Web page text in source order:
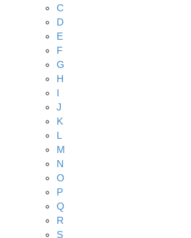
C
D
E
F
G
H
I
J
K
L
M
N
O
P
Q
R
S